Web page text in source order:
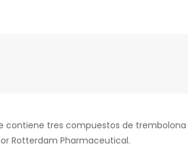
contiene tres compuestos de
Rotterdam Pharmaceutical.